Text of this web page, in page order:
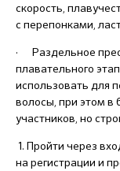
скорость,
с перепонками,
· Раздельное
плавательного
использовать для
волосы, при этом в
участников, но
1. Пройти через
на регистрации и